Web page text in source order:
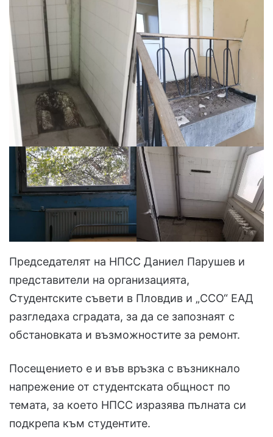
Председателят на НПСС Даниел Парушев и
представители на организацията,
Студентските съвети в Пловдив и „ССО“ ЕАД
разгледаха сградата, за да се запознаят с
обстановката и възможностите за ремонт.
Посещението е и във връзка с възникнало
напрежение от студентската общност по
темата, за което НПСС изразява пълната си
подкрепа към студентите.